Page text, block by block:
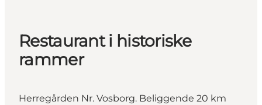
Restaurant i historiske
rammer
Herregården Nr. Vosborg. Beliggende 20 km